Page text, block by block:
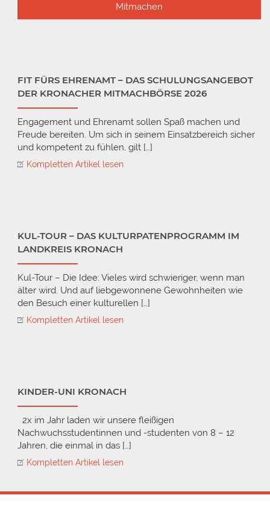
Mitmachen
FIT FÜRS EHRENAMT – DAS SCHULUNGSANGEBOT
DER KRONACHER MITMACHBÖRSE 2026
Engagement und Ehrenamt sollen Spaß machen und
Freude bereiten. Um sich in seinem Einsatzbereich sicher
und kompetent zu fühlen, gilt […]
Kompletten Artikel lesen
KUL-TOUR – DAS KULTURPATENPROGRAMM IM
LANDKREIS KRONACH
Kul-Tour – Die Idee: Vieles wird schwieriger, wenn man
älter wird. Und auf liebgewonnene Gewohnheiten wie
den Besuch einer kulturellen […]
Kompletten Artikel lesen
KINDER-UNI KRONACH
2x im Jahr laden wir unsere fleißigen
Nachwuchsstudentinnen und -studenten von 8 – 12
Jahren, die einmal in das […]
Kompletten Artikel lesen